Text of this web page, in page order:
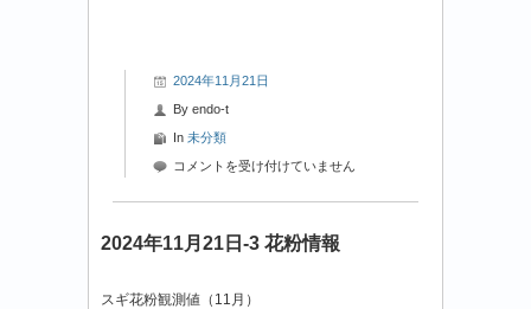
2024年11月21日
By endo-t
In 未分類
2024
21
花
コメントを受け付けていません
2024年11月21日-3 花粉情報
スギ花粉観測値（11月）